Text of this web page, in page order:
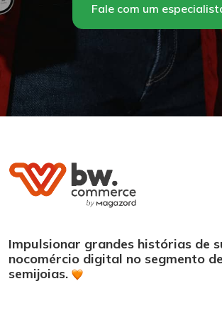
Fale com um
Impulsionar grandes histórias de
nocomércio digital no segmento
semijoias.